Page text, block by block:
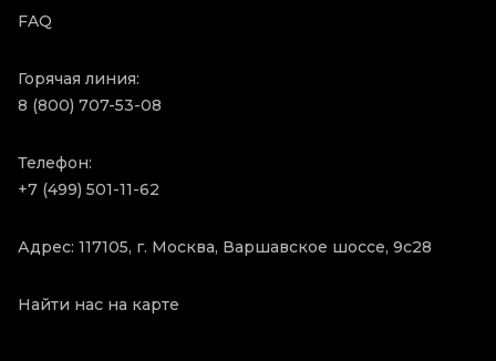
FAQ
Горячая линия:
8 (800) 707-53-08
Телефон:
+7 (499) 501-11-62
Адрес: 117105, г. Москва, Варшавское шоссе, 9с28
Найти нас на карте